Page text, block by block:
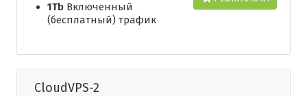
1Tb Включенный
(бесплатный) трафик
CloudVPS-2